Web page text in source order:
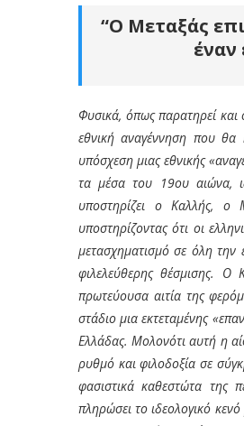
“Ο Μεταξάς
Φυσικά, όπως παρατηρεί και
εθνική αναγέννηση που θα
υπόσχεση μιας εθνικής
τα μέσα του 19ουαιώνα,
υποστηρίζει ο Καλλής, ο
υποστηρίζοντας ότι οι
μετασχηματισμό σε όλη την
φιλελεύθερης θέσμισης. Ο
πρωτεύουσα αιτία της
στάδιο μια εκτεταμένης
Ελλάδας. Μολονότι αυτή η
ρυθμό και φιλοδοξία σε
φασιστικά καθεστώτα της
πληρώσει το ιδεολογικό